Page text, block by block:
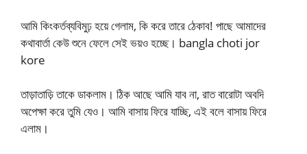
আমি কিংকর্তব্যবিমুঢ় হয়ে গেলাম, কি করে তারে ঠেকাব! পাছে আমাদের
কথাবার্তা কেউ শুনে ফেলে সেই ভয়ও হচ্ছে। bangla choti jor
kore
তাড়াতাড়ি তাকে ডাকলাম। ঠিক আছে আমি যাব না, রাত বারোটা অবদি
অপেক্ষা করে তুমি যেও। আমি বাসায় ফিরে যাচ্ছি, এই বলে বাসায় ফিরে
এলাম।